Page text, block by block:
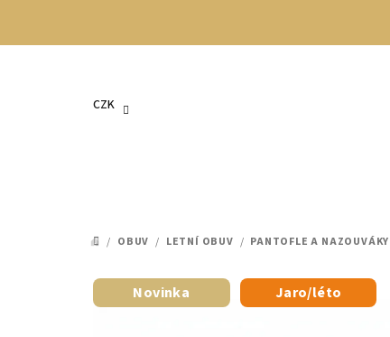
CZK
DOMŮ
/ OBUV / LETNÍ OBUV / PANTOFLE A NAZOUVÁKY
Novinka Jaro/léto